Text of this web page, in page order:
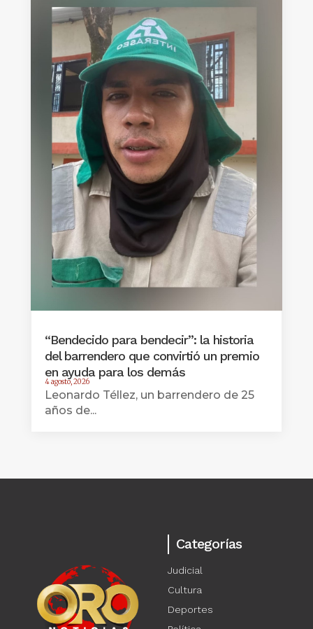
“Bendecido para bendecir”: la historia
del barrendero que convirtió un premio
en ayuda para los demás
4 agosto, 2026
Leonardo Téllez, un barrendero de 25
años de...
Categorías
Judicial
Cultura
Deportes